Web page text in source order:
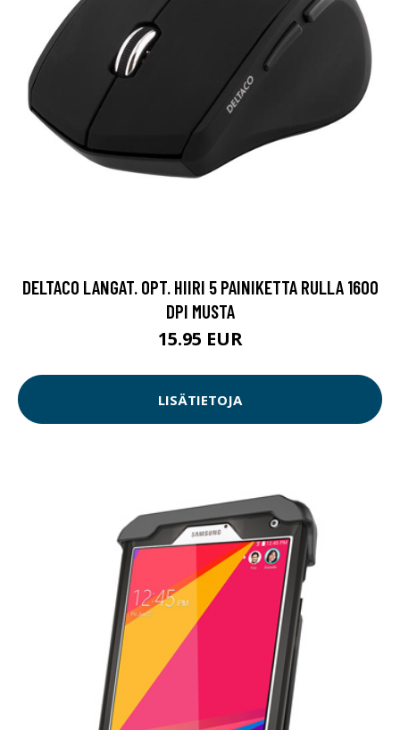
DELTACO LANGAT. OPT. HIIRI 5 PAINIKETTA RULLA 1600
DPI MUSTA
15.95 EUR
LISÄTIETOJA